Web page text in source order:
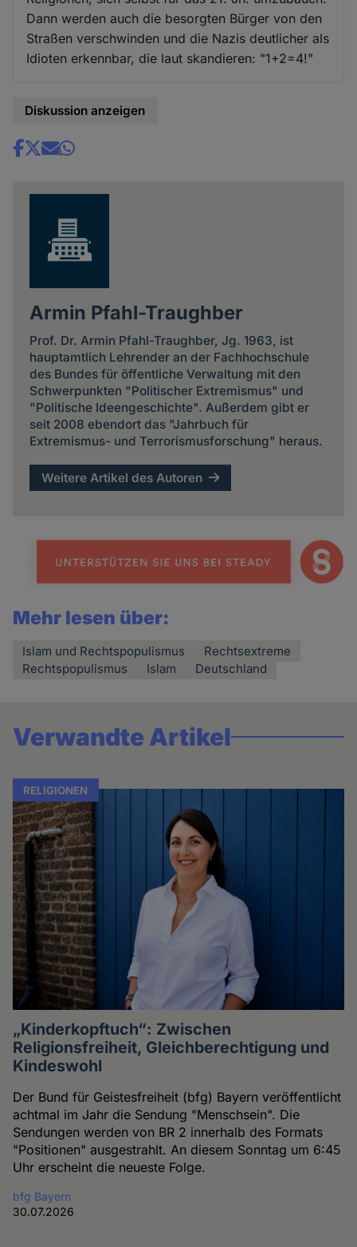
Dann werden auch die besorgten Bürger von den
Straßen verschwinden und die Nazis deutlicher als
Idioten erkennbar, die laut skandieren: "1+2=4!"
Diskussion anzeigen
Share
Armin Pfahl-Traughber
Prof. Dr. Armin Pfahl-Traughber, Jg. 1963, ist
hauptamtlich Lehrender an der Fachhochschule
des Bundes für öffentliche Verwaltung mit den
Schwerpunkten "Politischer Extremismus" und
"Politische Ideengeschichte". Außerdem gibt er
seit 2008 ebendort das "Jahrbuch für
Extremismus- und Terrorismusforschung" heraus.
Weitere Artikel des Autoren
Mehr lesen über:
Islam und Rechtspopulismus
Rechtsextreme
Rechtspopulismus
Islam Deutschland
Verwandte Artikel
RELIGIONEN
„Kinderkopftuch“: Zwischen
Religionsfreiheit, Gleichberechtigung und
Kindeswohl
Der Bund für Geistesfreiheit (bfg) Bayern veröffentlicht
achtmal im Jahr die Sendung "Menschsein". Die
Sendungen werden von BR 2 innerhalb des Formats
"Positionen" ausgestrahlt. An diesem Sonntag um 6:45
Uhr erscheint die neueste Folge.
bfg Bayern
30.07.2026